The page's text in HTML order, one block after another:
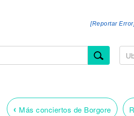
[Reportar
‹ Más conciertos de Borgore